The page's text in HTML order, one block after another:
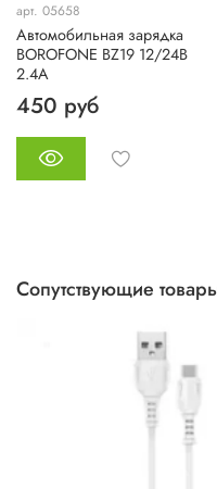
арт. 05658
Автомобильная зарядка
BOROFONE BZ19 12/24В
2.4A
450 руб
Сопутствующие